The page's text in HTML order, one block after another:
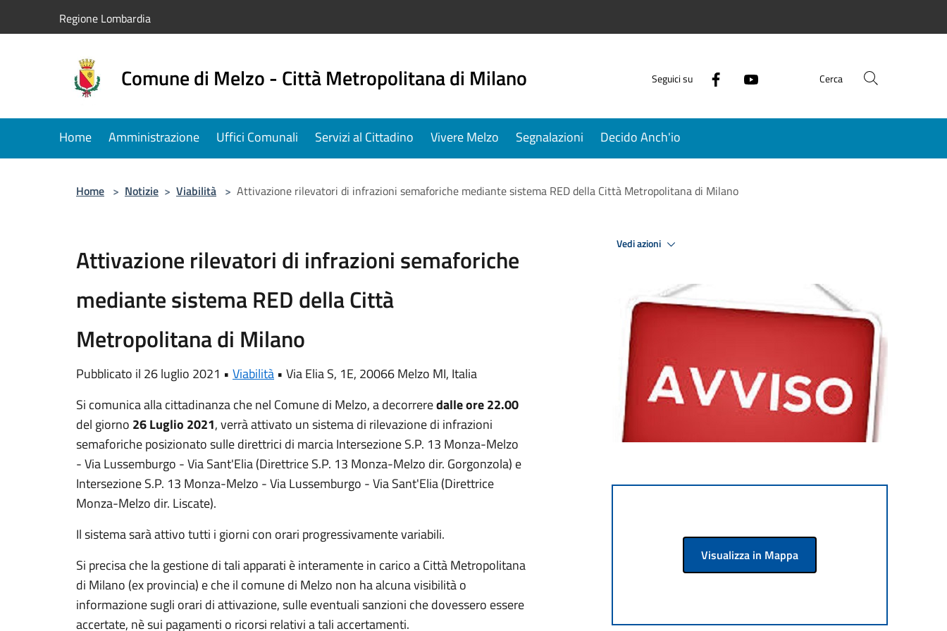
Regione Lombardia
Comune di Melzo - Città Metropolitana di Milano Seguici su Cerca
Home Amministrazione Uffici Comunali Servizi al Cittadino Vivere Melzo Segnalazioni Decido Anch'io
Home > Notizie > Viabilità > Attivazione rilevatori di infrazioni semaforiche mediante sistema RED della Città Metropolitana di Milano
Attivazione rilevatori di infrazioni semaforiche
mediante sistema RED della Città
Metropolitana di Milano
Pubblicato il 26 luglio 2021 • Viabilità • Via Elia S, 1E, 20066 Melzo MI, Italia
Si comunica alla cittadinanza che nel Comune di Melzo, a decorreredalle ore 22.00
del giorno 26 Luglio 2021, verrà attivato un sistema di rilevazione di infrazioni
semaforiche posizionato sulle direttrici di marcia Intersezione S.P. 13 Monza-Melzo
- Via Lussemburgo - Via Sant'Elia (Direttrice S.P. 13 Monza-Melzo dir. Gorgonzola) e
Intersezione S.P. 13 Monza-Melzo - Via Lussemburgo - Via Sant'Elia (Direttrice
Monza-Melzo dir. Liscate).
Il sistema sarà attivo tutti i giorni con orari progressivamente variabili.
Si precisa che la gestione di tali apparati è interamente in carico a Città Metropolitana
di Milano (ex provincia) e che il comune di Melzo non ha alcuna visibilità o
informazione sugli orari di attivazione, sulle eventuali sanzioni che dovessero essere
accertate, nè sui pagamenti o ricorsi relativi a tali accertamenti.
Vedi azioni
Visualizza in Mappa